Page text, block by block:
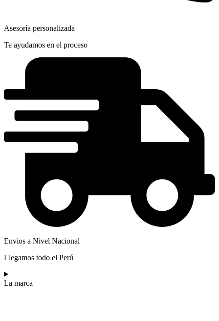
Asesoría personalizada
Te ayudamos en el proceso
Envíos a Nivel Nacional
Llegamos todo el Perú
La marca​